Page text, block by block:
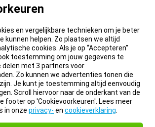
en vergelijkbare technieken om je beter
kunnen helpen. Zo plaatsen we altijd
cookies. Als je op “Accepteren”
toestemming om jouw gegevens te
delen met 3 partners voor
Zo kunnen we advertenties tonen die
Je kunt je toestemming altijd eenvoudig
Scroll hiervoor naar de onderkant van de
footer op 'Cookievoorkeuren'. Lees meer
in onze privacy- en cookieverklaring